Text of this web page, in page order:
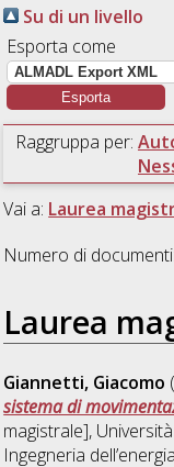
Su di un livello
Esporta come
Raggruppa per:
Vai a: Laurea
Numero di
Laurea
Giannetti, Giacomo
sistema di
magistrale],
Ingegneria